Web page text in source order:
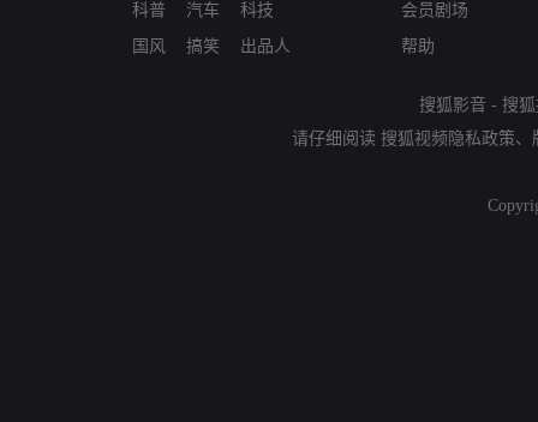
科普
国风
汽车
搞笑
科技
出品人
会员剧场
帮助
搜狐影音 - 搜
请仔细阅读 搜狐视频隐私政策、